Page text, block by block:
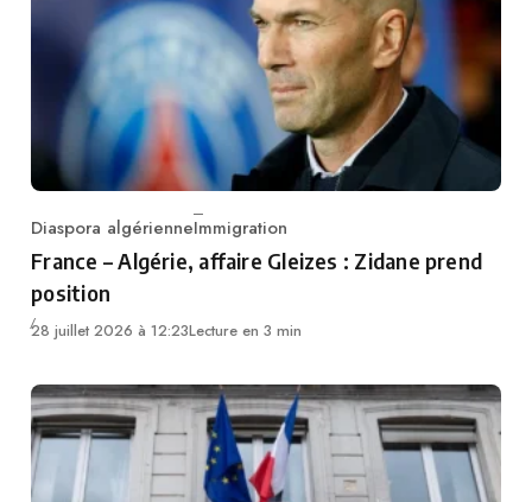
Category
Diaspora algérienneImmigration
France – Algérie, affaire Gleizes : Zidane prend
position
28 juillet 2026 à 12:23Lecture en 3 min